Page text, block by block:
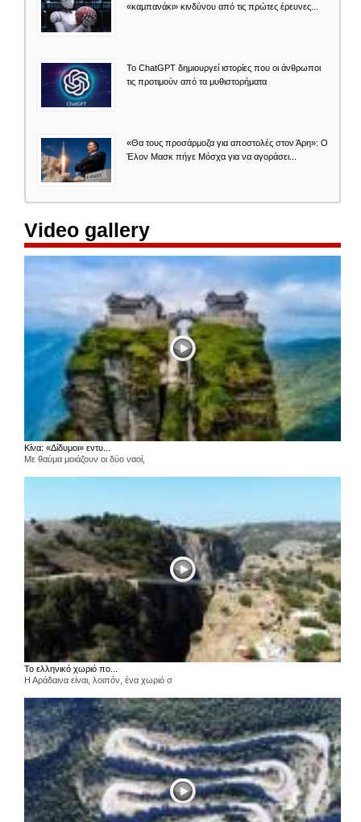
«καμπανάκι» κινδύνου από τις πρώτες έρευνες...
Το ChatGPT δημιουργεί ιστορίες που οι άνθρωποι
τις προτιμούν από τα μυθιστορήματα
«Θα τους προσάρμοζα για αποστολές στον Άρη»: Ο
Έλον Μασκ πήγε Μόσχα για να αγοράσει...
Video gallery
Κίνα: «Δίδυμοι» εντυ...
Με θαύμα μοιάζουν οι δύο ναοί,
Το ελληνικό χωριό πο...
Η Αράδαινα είναι, λοιπόν, ένα χωριό σ